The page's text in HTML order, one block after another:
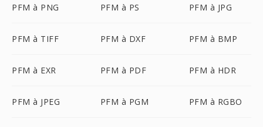
PFM à PNG PFM à PS PFM à JPG
PFM à TIFF PFM à DXF PFM à BMP
PFM à EXR PFM à PDF PFM à HDR
PFM à JPEG PFM à PGM PFM à RGBO